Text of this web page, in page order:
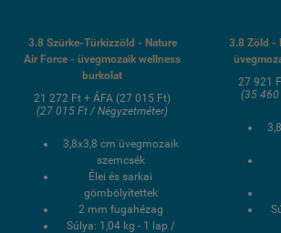
3.8 Szürke-Türkizzöld - Nature
Air Force - üvegmozaik wellness
burkolat
21 272 Ft + ÁFA (27 015 Ft)
(27 015 Ft / Négyzetméter)
3,8x3,8 cm üvegmozaik
szemcsék
Élei és sarkai
gömbölyítettek
2 mm fugahézag
Súlya: 1,04 kg - 1 lap /
3.8 Zöld -
27 921
(35 460